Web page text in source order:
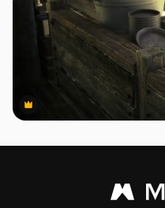
Premium
Premium